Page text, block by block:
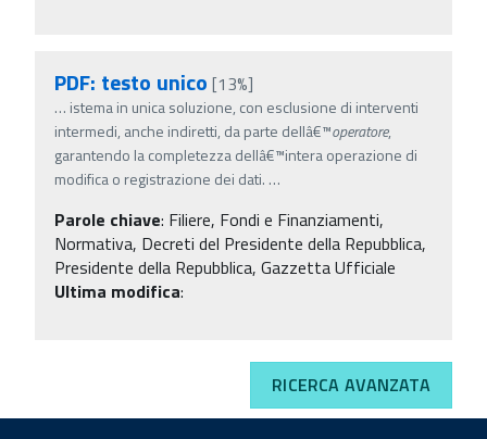
PDF: testo unico [13%]
… istema in unica soluzione, con esclusione di interventi
intermedi, anche indiretti, da parte dellâ€™operatore,
garantendo la completezza dellâ€™intera operazione di
modifica o registrazione dei dati. …
Parole chiave: Filiere, Fondi e Finanziamenti,
Normativa, Decreti del Presidente della Repubblica,
Presidente della Repubblica, Gazzetta Ufficiale
Ultima modifica:
RICERCA AVANZATA